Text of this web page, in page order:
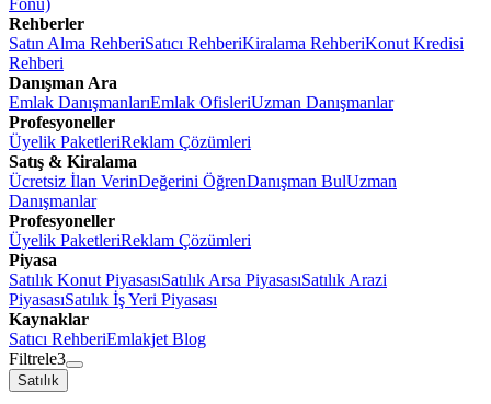
Fonu)
Rehberler
Satın Alma RehberiSatıcı RehberiKiralama RehberiKonut Kredisi
Rehberi
Danışman Ara
Emlak DanışmanlarıEmlak OfisleriUzman Danışmanlar
Profesyoneller
Üyelik PaketleriReklam Çözümleri
Satış & Kiralama
Ücretsiz İlan VerinDeğerini ÖğrenDanışman BulUzman
Danışmanlar
Profesyoneller
Üyelik PaketleriReklam Çözümleri
Piyasa
Satılık Konut PiyasasıSatılık Arsa PiyasasıSatılık Arazi
PiyasasıSatılık İş Yeri Piyasası
Kaynaklar
Satıcı RehberiEmlakjet Blog
Filtrele3
Satılık